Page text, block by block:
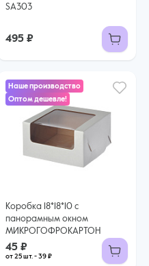
SA303
495 ₽
Наше производство
Оптом дешевле!
Коробка 18*18*10 с
панорамным окном
МИКРОГОФРОКАРТОН
45 ₽
от 25 шт. - 39 ₽